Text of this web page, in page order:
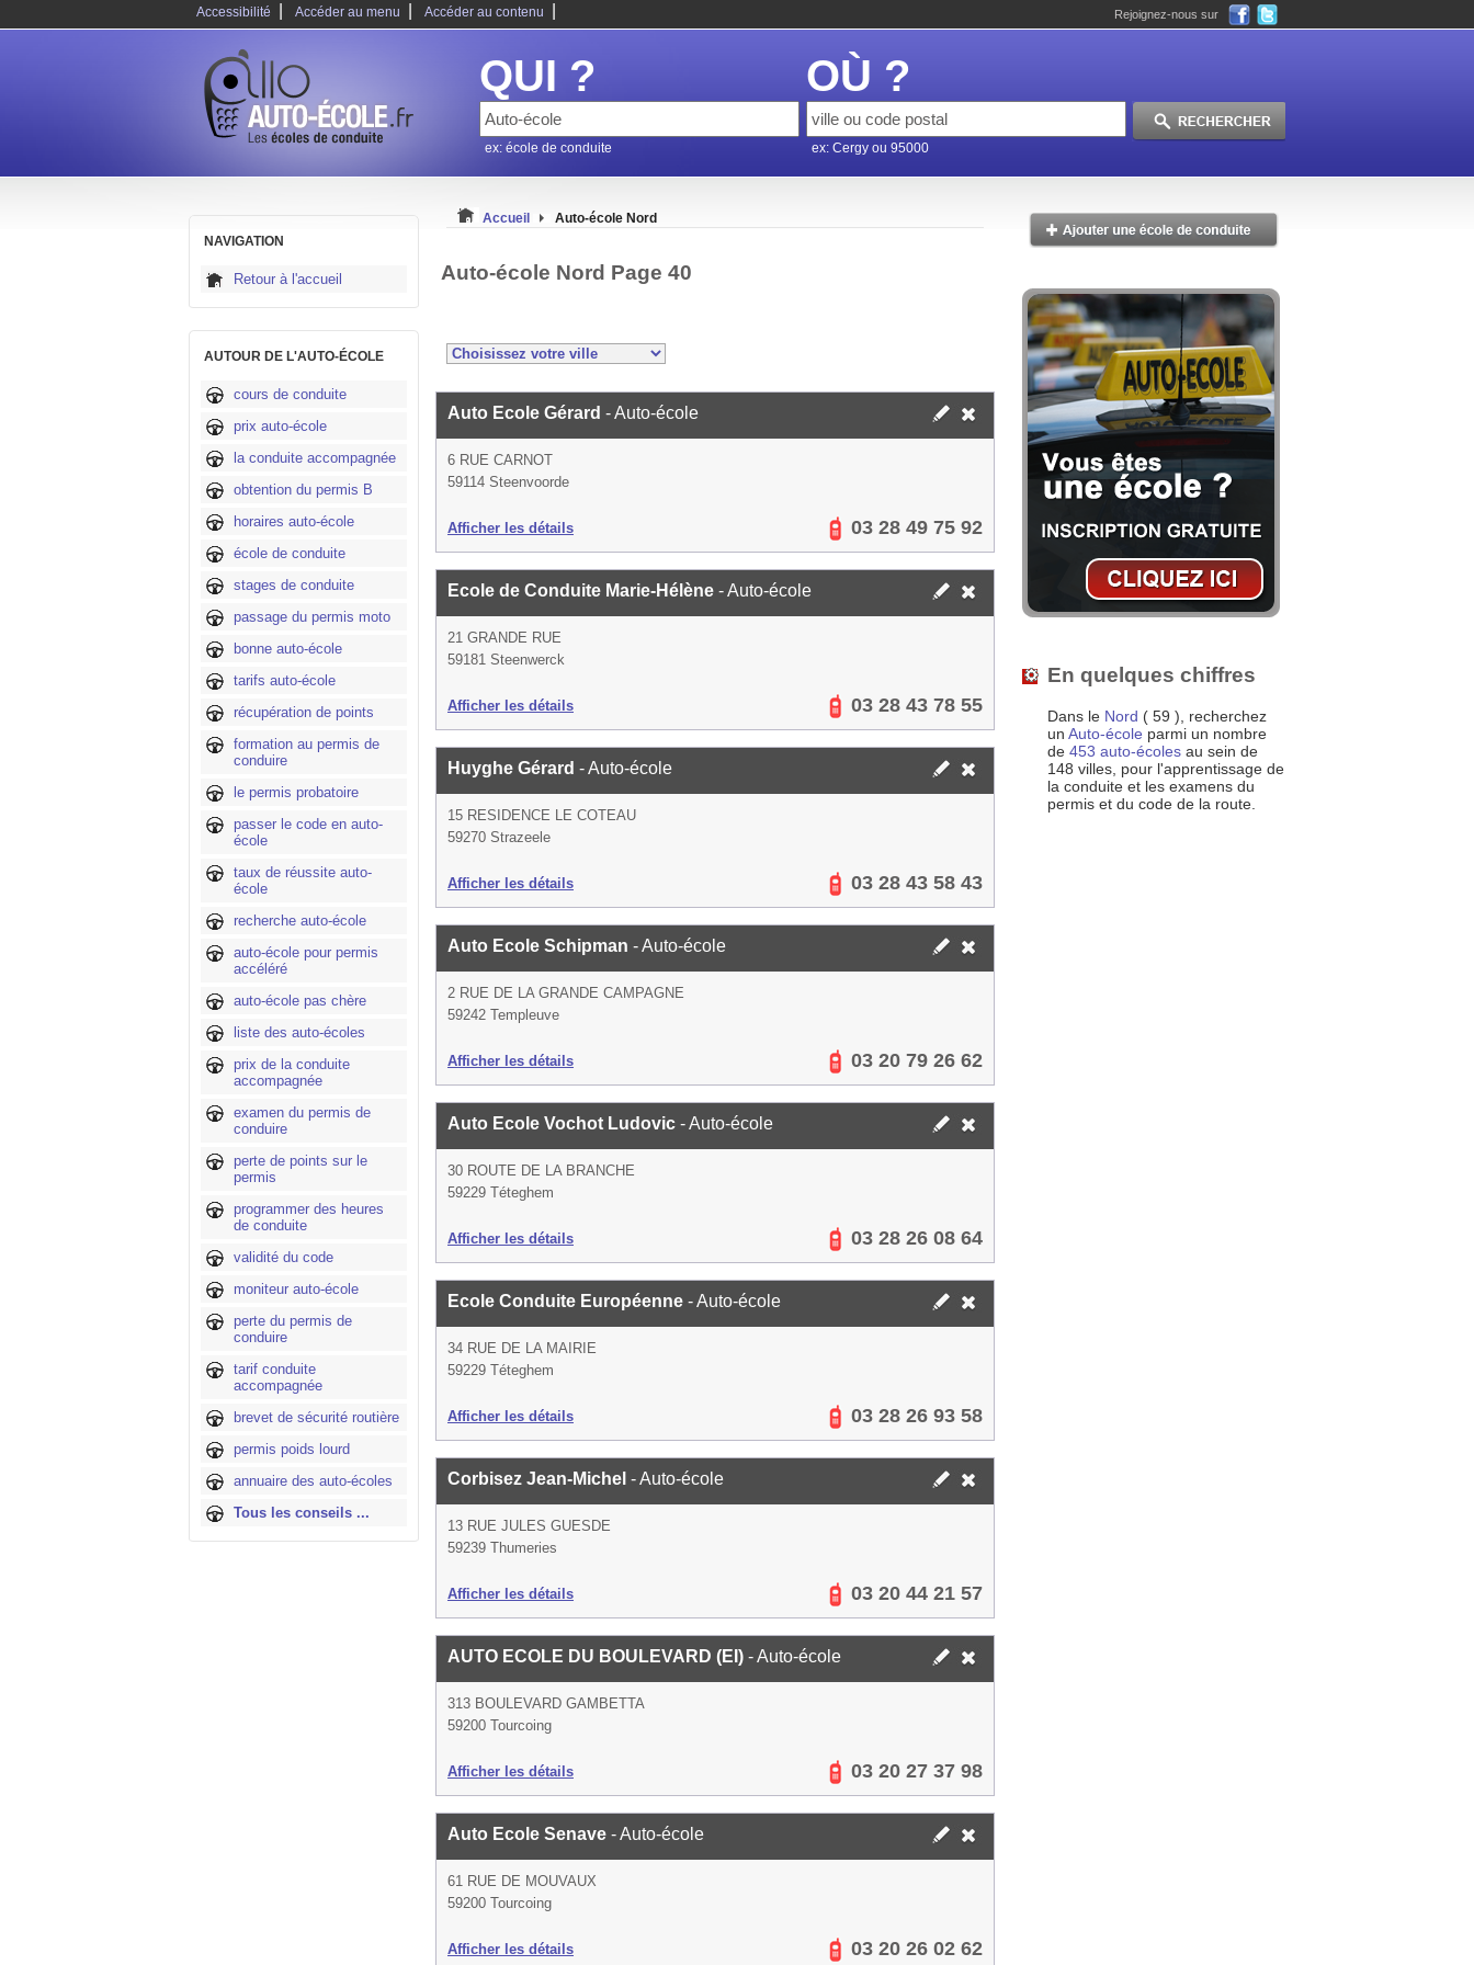
Accessibilité Accéder au menu Accéder au contenu Rejoignez-nous sur
QUI ?
ex: école de conduite
OÙ ?
ex: Cergy ou 95000
NAVIGATION
Retour à l'accueil
AUTOUR DE L'AUTO-ÉCOLE
cours de conduite
prix auto-école
la conduite accompagnée
obtention du permis B
horaires auto-école
école de conduite
stages de conduite
passage du permis moto
bonne auto-école
tarifs auto-école
récupération de points
formation au permis de
conduire
le permis probatoire
passer le code en auto-
école
taux de réussite auto-
école
recherche auto-école
auto-école pour permis
accéléré
auto-école pas chère
liste des auto-écoles
prix de la conduite
accompagnée
examen du permis de
conduire
perte de points sur le
permis
programmer des heures
de conduite
validité du code
moniteur auto-école
perte du permis de
conduire
tarif conduite
accompagnée
brevet de sécurité routière
permis poids lourd
annuaire des auto-écoles
Tous les conseils ...
Accueil Auto-école Nord
Auto-école Nord Page 40
Auto Ecole Gérard - Auto-école
6 RUE CARNOT
59114 Steenvoorde
Afficher les détails 03 28 49 75 92
Ecole de Conduite Marie-Hélène - Auto-école
21 GRANDE RUE
59181 Steenwerck
Afficher les détails 03 28 43 78 55
Huyghe Gérard - Auto-école
15 RESIDENCE LE COTEAU
59270 Strazeele
Afficher les détails 03 28 43 58 43
Auto Ecole Schipman - Auto-école
2 RUE DE LA GRANDE CAMPAGNE
59242 Templeuve
Afficher les détails 03 20 79 26 62
Auto Ecole Vochot Ludovic - Auto-école
30 ROUTE DE LA BRANCHE
59229 Téteghem
Afficher les détails 03 28 26 08 64
Ecole Conduite Européenne - Auto-école
34 RUE DE LA MAIRIE
59229 Téteghem
Afficher les détails 03 28 26 93 58
Corbisez Jean-Michel - Auto-école
13 RUE JULES GUESDE
59239 Thumeries
Afficher les détails 03 20 44 21 57
AUTO ECOLE DU BOULEVARD (EI) - Auto-école
313 BOULEVARD GAMBETTA
59200 Tourcoing
Afficher les détails 03 20 27 37 98
Auto Ecole Senave - Auto-école
61 RUE DE MOUVAUX
59200 Tourcoing
Afficher les détails 03 20 26 02 62
En quelques chiffres
Dans le Nord ( 59 ), recherchez
un Auto-école parmi un nombre
de 453 auto-écoles au sein de
148 villes, pour l'apprentissage de
la conduite et les examens du
permis et du code de la route.